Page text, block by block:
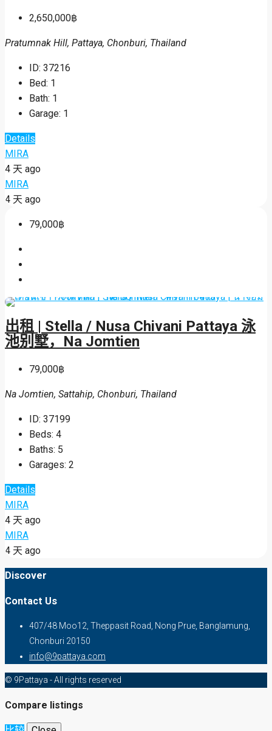
2,650,000฿
Pratumnak Hill, Pattaya, Chonburi, Thailand
ID: 37216
Bed: 1
Bath: 1
Garage: 1
Details
MIRA
4 天 ago
MIRA
4 天 ago
79,000฿
出租 | Stella / Nusa Chivani Pattaya 泳
池别墅，Na Jomtien
79,000฿
Na Jomtien, Sattahip, Chonburi, Thailand
ID: 37199
Beds: 4
Baths: 5
Garages: 2
Details
MIRA
4 天 ago
MIRA
4 天 ago
Discover
Contact Us
407/48 Moo12, Theppasit Road, Nong Prue, Banglamung,
Chonburi 20150
info@9pattaya.com
© 9Pattaya - All rights reserved
Compare listings